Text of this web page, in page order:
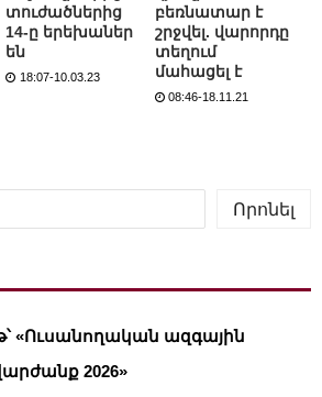
տուժածներից
14-ը երեխաներ
են
18:07-10.03.23
բեռնատար է
շրջվել. վարորդը
տեղում
մահացել է
08:46-18.11.21
Որոնել
«Ուսանողական ազգային
2026»